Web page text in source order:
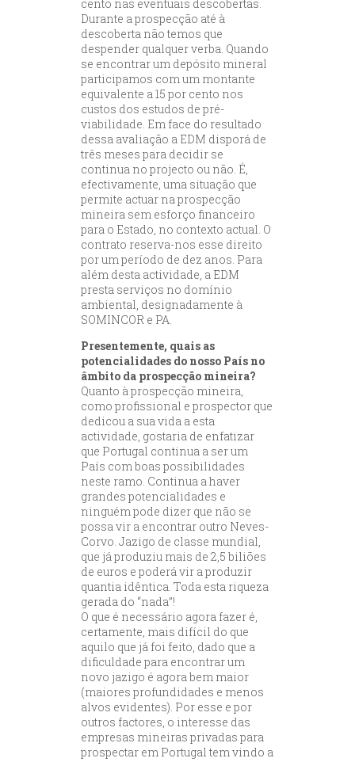
cento nas eventuais descobertas.
Durante a prospecção até à
descoberta não temos que
despender qualquer verba. Quando
se encontrar um depósito mineral
participamos com um montante
equivalente a 15 por cento nos
custos dos estudos de pré-
viabilidade. Em face do resultado
dessa avaliação a EDM disporá de
três meses para decidir se
continua no projecto ou não. É,
efectivamente, uma situação que
permite actuar na prospecção
mineira sem esforço financeiro
para o Estado, no contexto actual. O
contrato reserva-nos esse direito
por um período de dez anos. Para
além desta actividade, a EDM
presta serviços no domínio
ambiental, designadamente à
SOMINCOR e PA.
Presentemente, quais as
potencialidades do nosso País no
âmbito da prospecção mineira?
Quanto à prospecção mineira,
como profissional e prospector que
dedicou a sua vida a esta
actividade, gostaria de enfatizar
que Portugal continua a ser um
País com boas possibilidades
neste ramo. Continua a haver
grandes potencialidades e
ninguém pode dizer que não se
possa vir a encontrar outro Neves-
Corvo. Jazigo de classe mundial,
que já produziu mais de 2,5 biliões
de euros e poderá vir a produzir
quantia idêntica. Toda esta riqueza
gerada do “nada”!
O que é necessário agora fazer é,
certamente, mais difícil do que
aquilo que já foi feito, dado que a
dificuldade para encontrar um
novo jazigo é agora bem maior
(maiores profundidades e menos
alvos evidentes). Por esse e por
outros factores, o interesse das
empresas mineiras privadas para
prospectar em Portugal tem vindo a